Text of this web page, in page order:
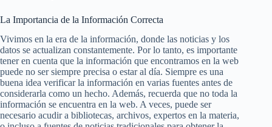
La Importancia de la Información Correcta
Vivimos en la era de la información, donde las noticias y los
datos se actualizan constantemente. Por lo tanto, es importante
tener en cuenta que la información que encontramos en la web
puede no ser siempre precisa o estar al día. Siempre es una
buena idea verificar la información en varias fuentes antes de
considerarla como un hecho. Además, recuerda que no toda la
información se encuentra en la web. A veces, puede ser
necesario acudir a bibliotecas, archivos, expertos en la materia,